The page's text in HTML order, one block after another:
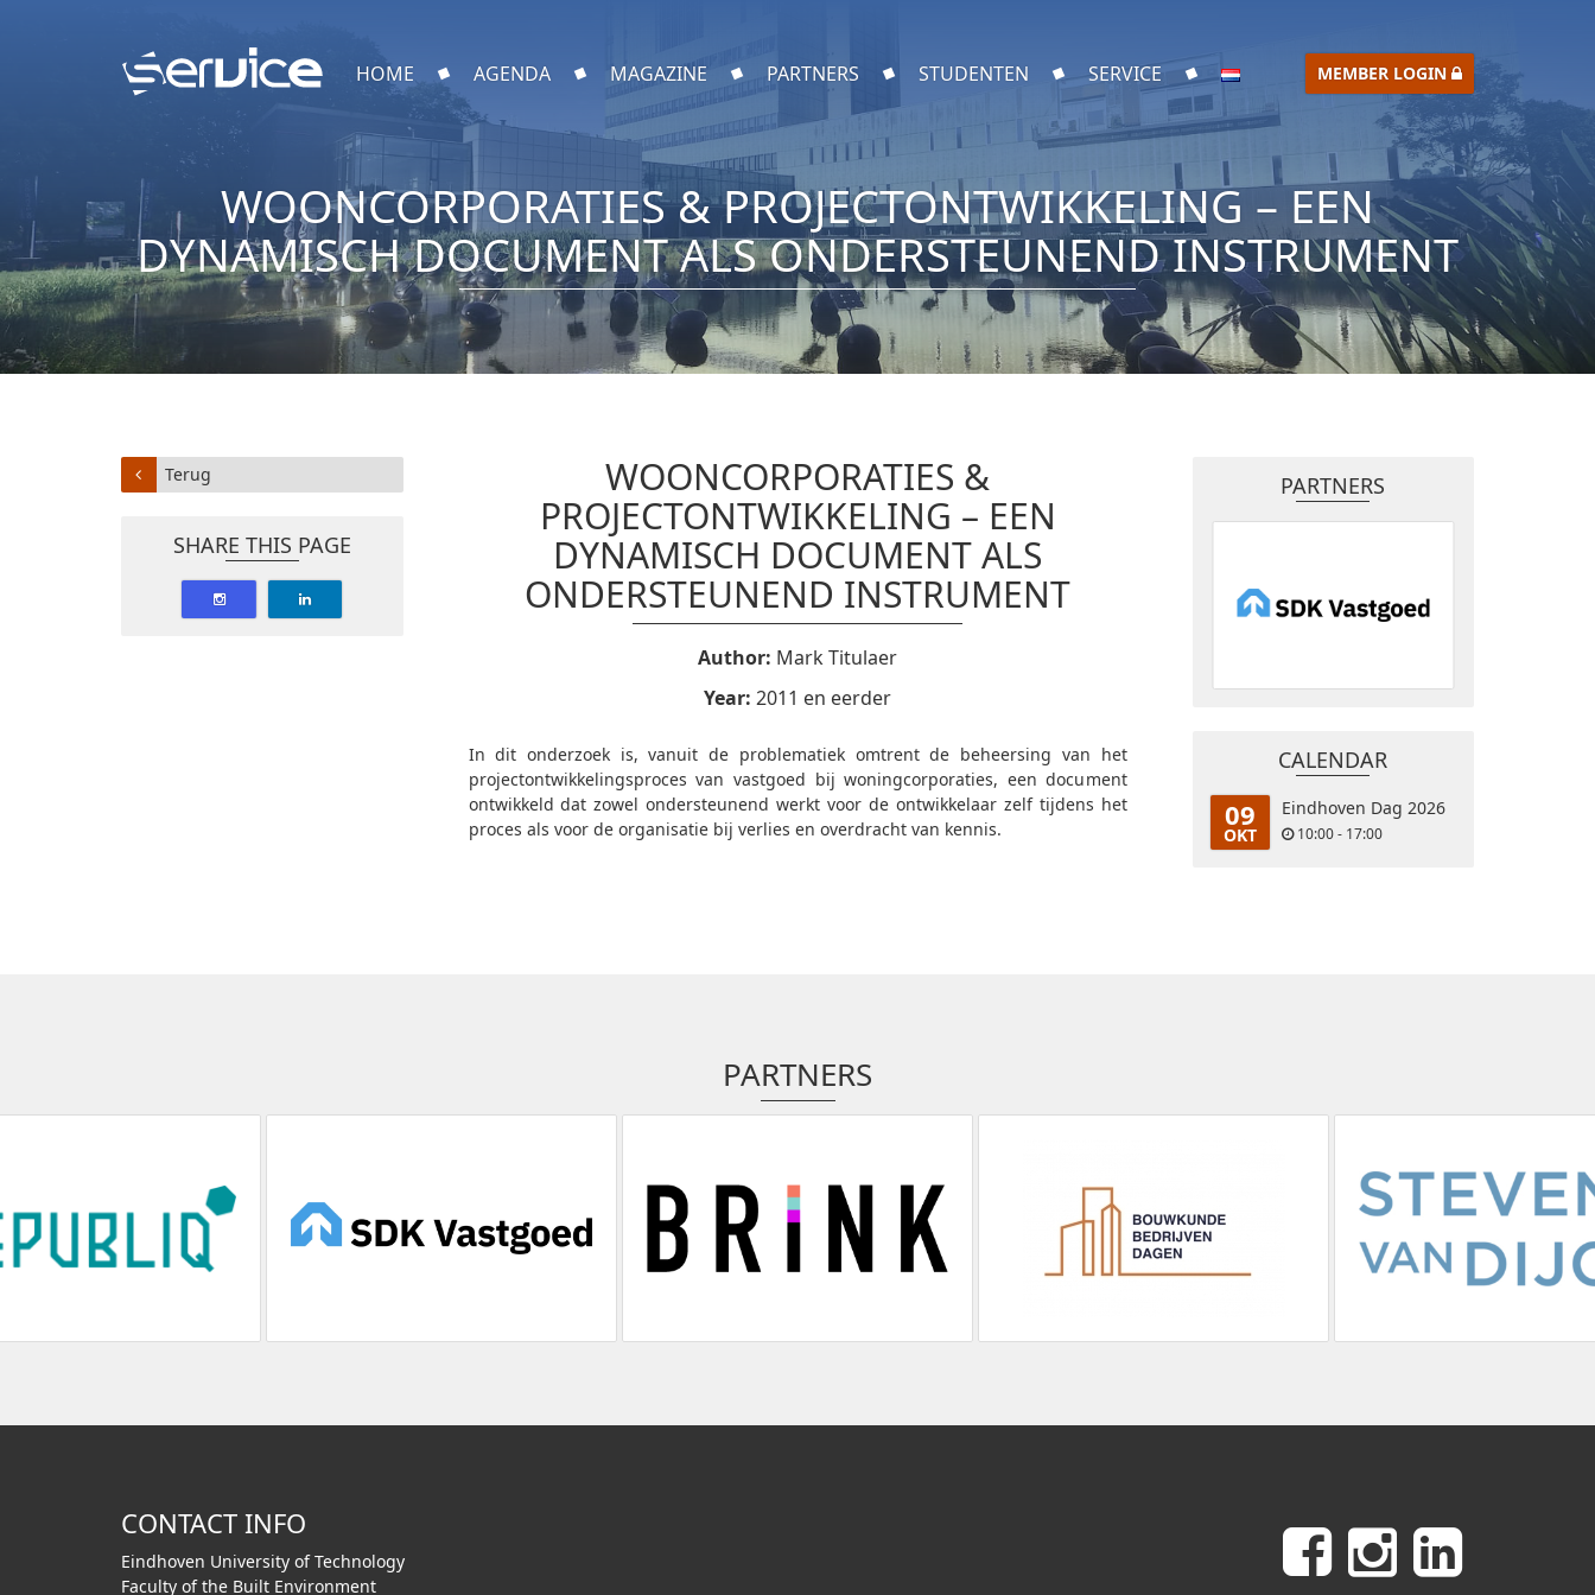
HOME AGENDA MAGAZINE PARTNERS STUDENTEN SERVICE MEMBER LOGIN
WOONCORPORATIES & PROJECTONTWIKKELING – EEN
DYNAMISCH DOCUMENT ALS ONDERSTEUNEND INSTRUMENT
WOONCORPORATIES &
PROJECTONTWIKKELING – EEN
DYNAMISCH DOCUMENT ALS
ONDERSTEUNEND INSTRUMENT
Author: Mark Titulaer
Year: 2011 en eerder
In dit onderzoek is, vanuit de problematiek omtrent de beheersing van het
projectontwikkelingsproces van vastgoed bij woningcorporaties, een document
ontwikkeld dat zowel ondersteunend werkt voor de ontwikkelaar zelf tijdens het
proces als voor de organisatie bij verlies en overdracht van kennis.
Terug
SHARE THIS PAGE
PARTNERS
CALENDAR
09
OKT
Eindhoven Dag 2026
10:00 - 17:00
PARTNERS
CONTACT INFO
Eindhoven University of Technology
Faculty of the Built Environment